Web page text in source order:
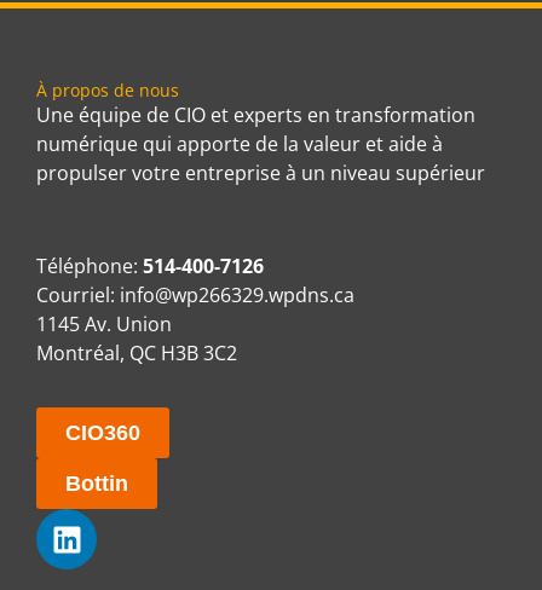
À propos de nous
Une équipe de CIO et experts en transformation
numérique qui apporte de la valeur et aide à
propulser votre entreprise à un niveau supérieur
Téléphone: 514-400-7126
Courriel: info@wp266329.wpdns.ca
1145 Av. Union
Montréal, QC H3B 3C2
CIO360
Bottin